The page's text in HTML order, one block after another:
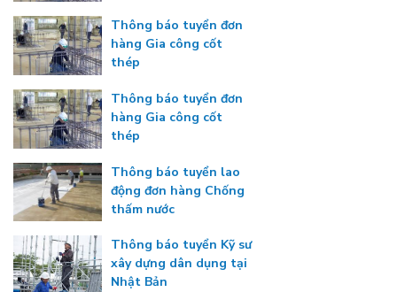
Thông báo tuyển đơn
hàng Gia công cốt
thép
Thông báo tuyển đơn
hàng Gia công cốt
thép
Thông báo tuyển lao
động đơn hàng Chống
thấm nước
Thông báo tuyển Kỹ sư
xây dựng dân dụng tại
Nhật Bản